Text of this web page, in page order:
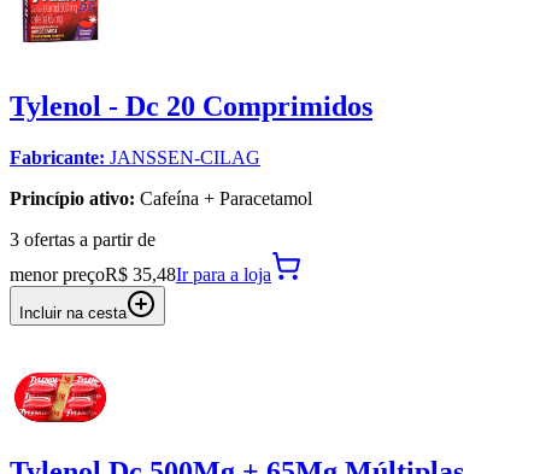
Tylenol - Dc 20 Comprimidos
Fabricante: JANSSEN-CILAG
Princípio ativo: Cafeína + Paracetamol
3 ofertas a partir de
menor preçoR$ 35,48Ir para a loja
Incluir na cesta